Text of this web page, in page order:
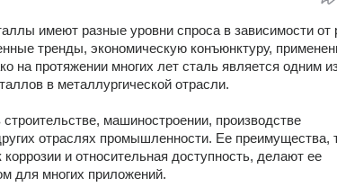
имеют разные уровни спроса в зависимости от
тренды, экономическую конъюнктуру,
на протяжении многих лет сталь является одним
в металлургической отрасли.
машиностроении, производстве
отраслях промышленности. Ее преимущества,
коррозии и относительная доступность, делают ее
для многих приложений.